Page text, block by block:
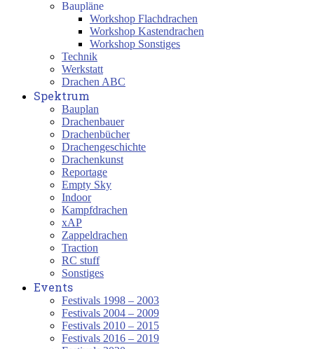
Baupläne
Workshop Flachdrachen
Workshop Kastendrachen
Workshop Sonstiges
Technik
Werkstatt
Drachen ABC
Spektrum
Bauplan
Drachenbauer
Drachenbücher
Drachengeschichte
Drachenkunst
Reportage
Empty Sky
Indoor
Kampfdrachen
xAP
Zappeldrachen
Traction
RC stuff
Sonstiges
Events
Festivals 1998 – 2003
Festivals 2004 – 2009
Festivals 2010 – 2015
Festivals 2016 – 2019